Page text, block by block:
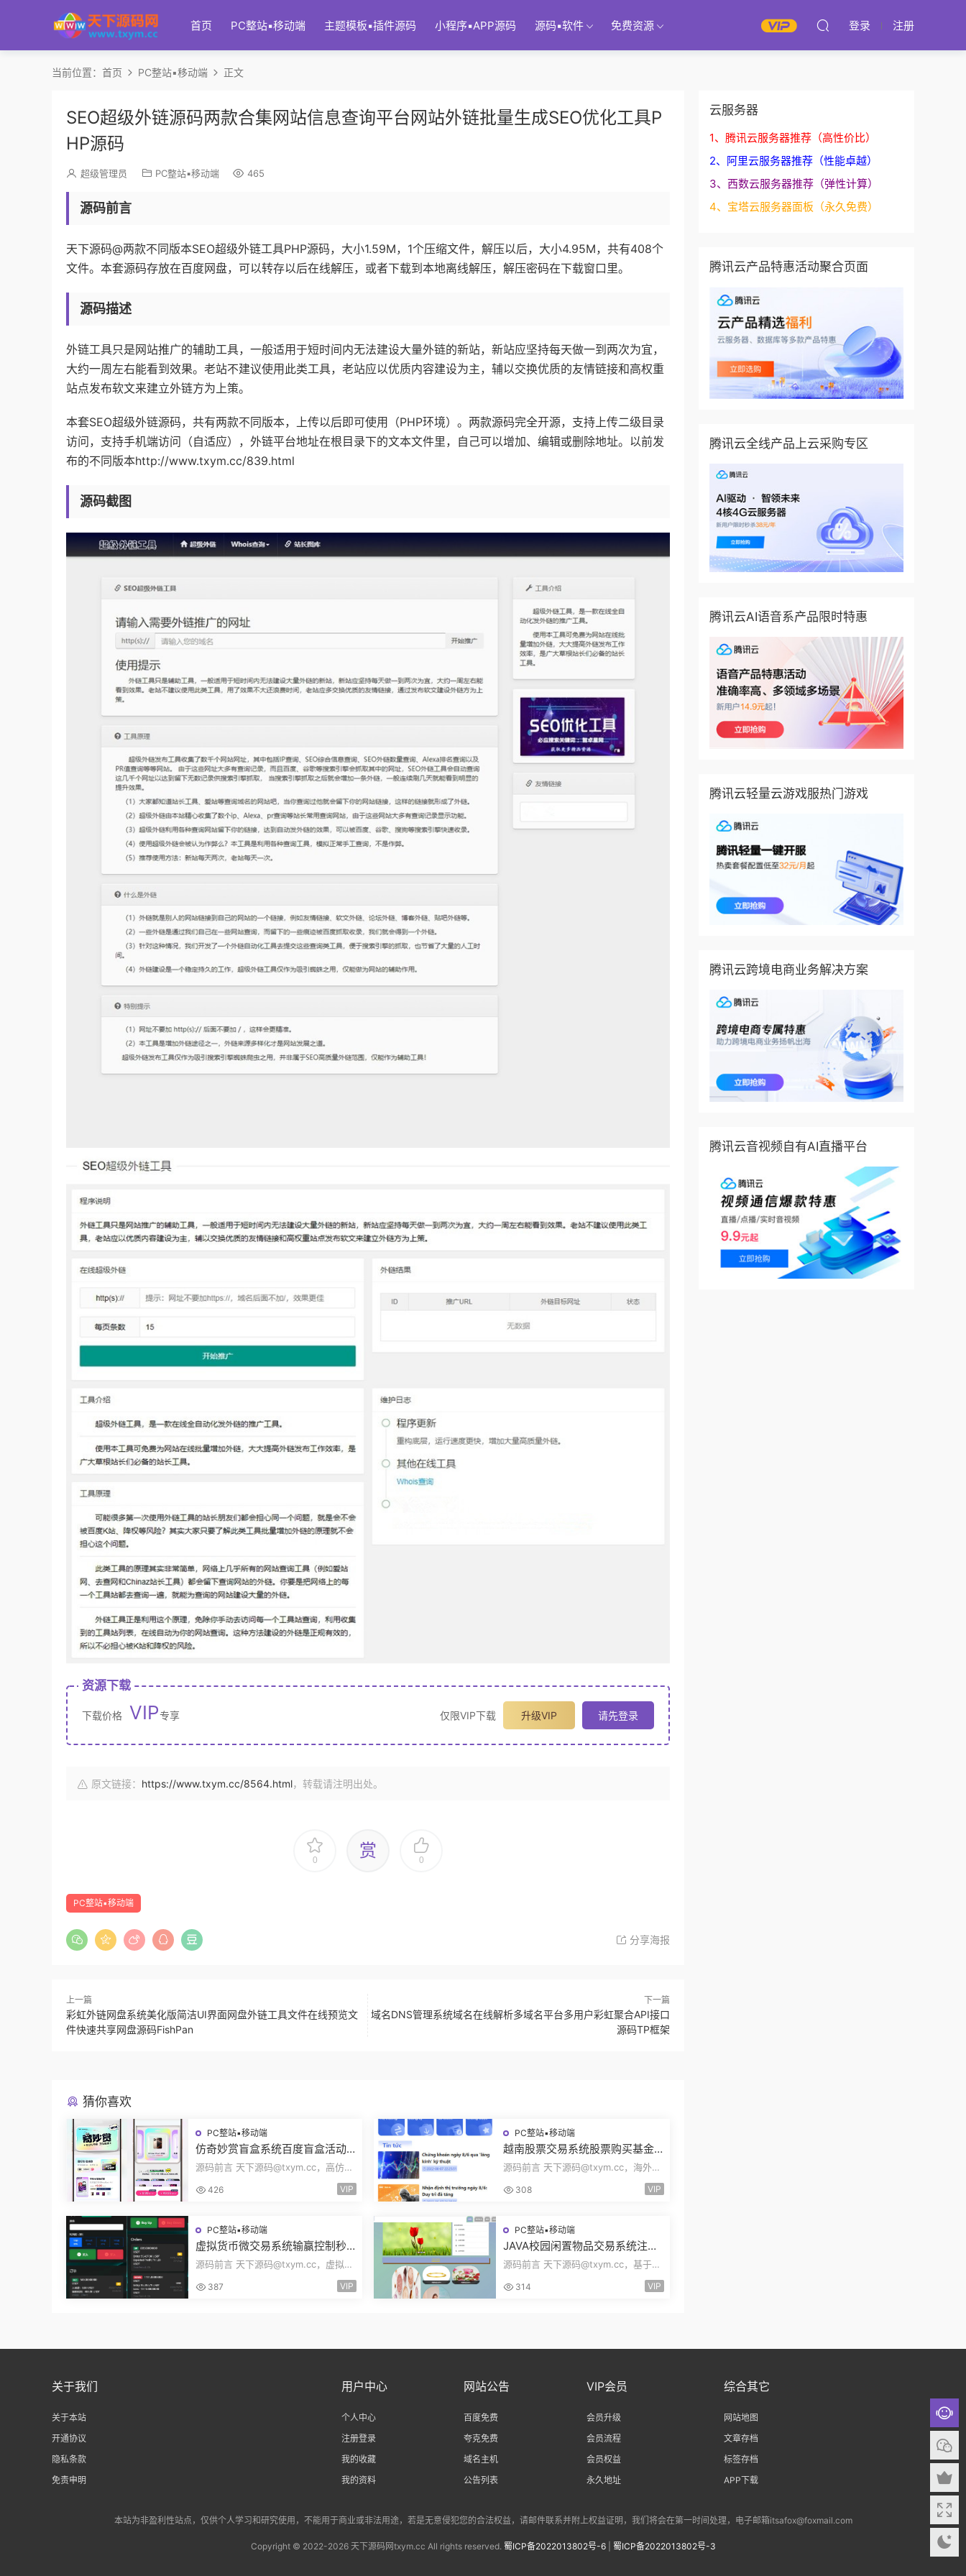
首页 PC整站▪移动端 主题模板▪插件源码 小程序▪APP源码 源码▪软件 免费资源 登录 注册
当前位置： 首页 PC整站▪移动端 正文
SEO超级外链源码两款合集网站信息查询平台网站外链批量生成SEO优化工具P
HP源码
超级管理员 PC整站▪移动端 465
源码前言
天下源码@两款不同版本SEO超级外链工具PHP源码，大小1.59M，1个压缩文件，解压以后，大小4.95M，共有408个
文件。本套源码存放在百度网盘，可以转存以后在线解压，或者下载到本地离线解压，解压密码在下载窗口里。
源码描述
外链工具只是网站推广的辅助工具，一般适用于短时间内无法建设大量外链的新站，新站应坚持每天做一到两次为宜，
大约一周左右能看到效果。老站不建议使用此类工具，老站应以优质内容建设为主，辅以交换优质的友情链接和高权重
站点发布软文来建立外链方为上策。
本套SEO超级外链源码，共有两款不同版本，上传以后即可使用（PHP环境）。两款源码完全开源，支持上传二级目录
访问，支持手机端访问（自适应），外链平台地址在根目录下的文本文件里，自己可以增加、编辑或删除地址。以前发
布的不同版本http://www.txym.cc/839.html
源码截图
资源下载
下载价格 VIP专享 仅限VIP下载 升级VIP 请先登录
原文链接： https://www.txym.cc/8564.html，转载请注明出处。
0 赏 0
PC整站▪移动端
分享海报
上一篇
彩虹外链网盘系统美化版简洁UI界面网盘外链工具文件在线预览文
件快速共享网盘源码FishPan
下一篇
域名DNS管理系统域名在线解析多域名平台多用户彩虹聚合API接口
源码TP框架
猜你喜欢
PC整站▪移动端
仿奇妙赏盲盒系统百度盲盒活动
页面抽奖开盒奖品展示概率设置
无限回调源码潮玩V6
源码前言 天下源码@txym.cc，高仿百
度网盘奇妙赏盲盒源码，Uniapp前端
无限回调，...
426 VIP
PC整站▪移动端
越南股票交易系统股票购买基金
投资实时报价交易信息投资组合
海外股票投资PHP源码
源码前言 天下源码@txym.cc，海外股
票投资源码，越南版股票源码，大小
97.4M，1个...
308 VIP
PC整站▪移动端
虚拟货币微交易系统输赢控制秒
合约交易杠杆交易现货交易跟单
员模式纯英文版源码BitTong
源码前言 天下源码@txym.cc，虚拟货
币微交易投资理财源码，完美K线控制
+代理/前端...
387 VIP
PC整站▪移动端
JAVA校园闲置物品交易系统注册
登录发布物品搜索物品物品交易
文章资讯商家管理源码
源码前言 天下源码@txym.cc，基于
SpringBoot的校园闲置物品交易系
统，大小30.6M，...
314 VIP
云服务器
1、腾讯云服务器推荐（高性价比）
2、阿里云服务器推荐（性能卓越）
3、西数云服务器推荐（弹性计算）
4、宝塔云服务器面板（永久免费）
腾讯云产品特惠活动聚合页面
腾讯云全线产品上云采购专区
腾讯云AI语音系产品限时特惠
腾讯云轻量云游戏服热门游戏
腾讯云跨境电商业务解决方案
腾讯云音视频自有AI直播平台
关于我们
关于本站
开通协议
隐私条款
免责申明
用户中心
个人中心
注册登录
我的收藏
我的资料
网站公告
百度免费
夸克免费
域名主机
公告列表
VIP会员
会员升级
会员流程
会员权益
永久地址
综合其它
网站地图
文章存档
标签存档
APP下载
本站为非盈利性站点，仅供个人学习和研究使用，不能用于商业或非法用途，若是无意侵犯您的合法权益，请邮件联系并附上权益证明，我们将会在第一时间处理，电子邮箱itsafox@foxmail.com
Copyright © 2022-2026 天下源码网txym.cc All rights reserved. 蜀ICP备2022013802号-6| 蜀ICP备2022013802号-3